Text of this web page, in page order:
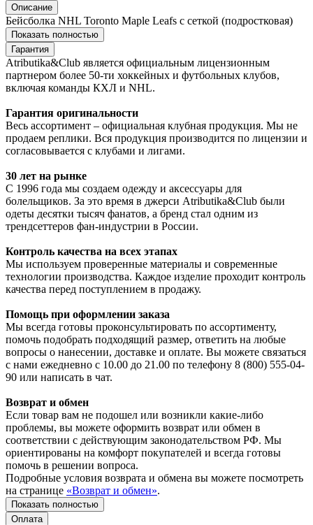
Описание
Бейсболка NHL Toronto Maple Leafs с сеткой (подростковая)
Показать полностью
Гарантия
Atributika&Club является официальным лицензионным
партнером более 50-ти хоккейных и футбольных клубов,
включая команды КХЛ и NHL.
Гарантия оригинальности
Весь ассортимент – официальная клубная продукция. Мы не
продаем реплики. Вся продукция производится по лицензии и
согласовывается с клубами и лигами.
30 лет на рынке
С 1996 года мы создаем одежду и аксессуары для
болельщиков. За это время в джерси Atributika&Club были
одеты десятки тысяч фанатов, а бренд стал одним из
трендсеттеров фан-индустрии в России.
Контроль качества на всех этапах
Мы используем проверенные материалы и современные
технологии производства. Каждое изделие проходит контроль
качества перед поступлением в продажу.
Помощь при оформлении заказа
Мы всегда готовы проконсультировать по ассортименту,
помочь подобрать подходящий размер, ответить на любые
вопросы о нанесении, доставке и оплате. Вы можете связаться
с нами ежедневно с 10.00 до 21.00 по телефону 8 (800) 555-04-
90 или написать в чат.
Возврат и обмен
Если товар вам не подошел или возникли какие-либо
проблемы, вы можете оформить возврат или обмен в
соответствии с действующим законодательством РФ. Мы
ориентированы на комфорт покупателей и всегда готовы
помочь в решении вопроса.
Подробные условия возврата и обмена вы можете посмотреть
на странице «Возврат и обмен».
Показать полностью
Оплата